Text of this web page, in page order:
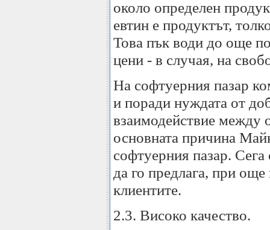
около определен
евтин е продуктът,
Това пък води до още
цени - в случая, на
На софтуерния пазар
и поради нуждата от
взаимодействие между
основната причина
софтуерния пазар.
да го предлага, при
клиентите.
2.3. Високо качество.